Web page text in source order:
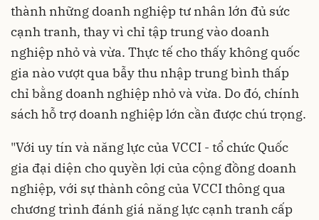
thành những doanh nghiệp tư nhân lớn đủ sức
cạnh tranh, thay vì chỉ tập trung vào doanh
nghiệp nhỏ và vừa. Thực tế cho thấy không quốc
gia nào vượt qua bẫy thu nhập trung bình thấp
chỉ bằng doanh nghiệp nhỏ và vừa. Do đó, chính
sách hỗ trợ doanh nghiệp lớn cần được chú trọng.
"Với uy tín và năng lực của VCCI - tổ chức Quốc
gia đại diện cho quyền lợi của cộng đồng doanh
nghiệp, với sự thành công của VCCI thông qua
chương trình đánh giá năng lực cạnh tranh cấp